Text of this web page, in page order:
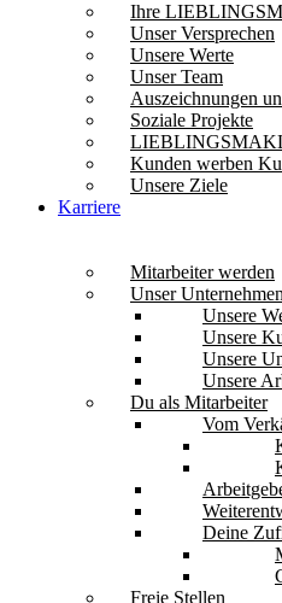
Ihre
Unser Versprechen
Unsere Werte
Unser Team
Auszeichnungen
Soziale Projekte
Kunden werben
Unsere Ziele
Karriere
Mitarbeiter werden
Unser Unternehmen
Unsere
Unsere
Unsere
Unsere
Du als Mitarbeiter
Vom
Deine
Freie Stellen